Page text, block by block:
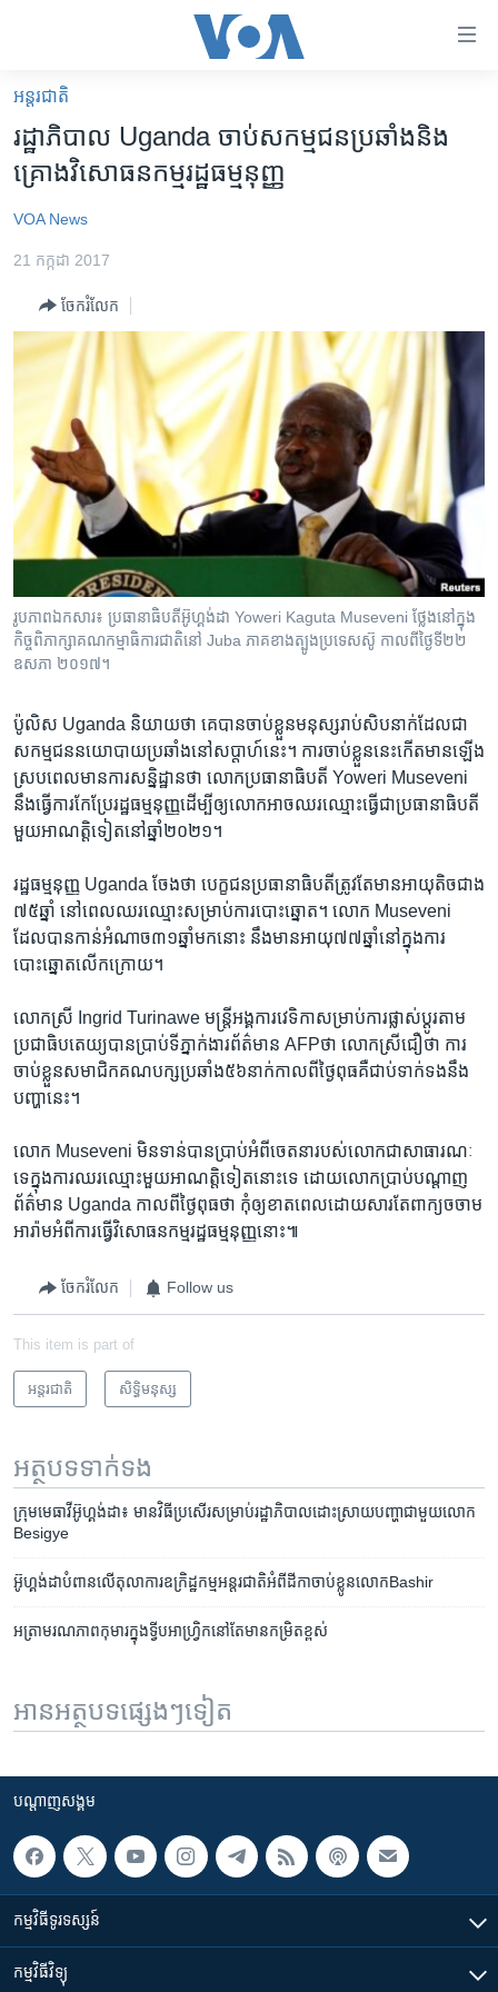
គេហទំព័រ​
ទាក់ទង
រំលង​
និង​
ទំព័រ​
ម្តង
រំលង​
ទំព័រ​
រចនា
សម្ព័ន្ធ​
រំលង​
ទៅ​
កាន់​
ស្វែង​
អន្តរជាតិ
ហេឡូវីអូអេ
កម្ពុជាច្នៃប្រតិដ្ឋ
ព្រឹត្តិការណ៍ព័ត៌មាន
ទូរទស្សន៍ / វីដេអូ​
វិទ្យុ / ផតខាសថ៍
កម្មវិធីទាំងអស់
Khmer English
បណ្តាញ​សង្គម
អន្តរជាតិ
រដ្ឋាភិបាល ​Uganda​ ចាប់សកម្មជន​ប្រឆាំង​និង​
គ្រោង​វិសោធនកម្ម​រដ្ឋធម្មនុញ្ញ
VOA News
21 កក្កដា 2017
ចែករំលែក
រូបភាពឯកសារ៖ ប្រធានាធិបតី​អ៊ូហ្គង់ដា Yoweri Kaguta Museveni ថ្លែង​នៅ​ក្នុង​
កិច្ចពិភាក្សា​គណកម្មាធិការជាតិ​នៅ Juba ភាគខាងត្បូង​ប្រទេស​ស៊ូ កាលពី​ថ្ងៃទី​២២
ឧសភា ២០១៧។
ប៉ូលិស Uganda និយាយ​ថា ​គេបាន​ចាប់ខ្លួន​មនុស្ស​រាប់សិប​នាក់​ដែលជា​
សកម្មជន​នយោបាយ​ប្រឆាំង​នៅសប្តាហ៍​នេះ។ ​ការចាប់ខ្លួននេះ​កើតមាន​ឡើង​
ស្របពេល​មាន​ការសន្និដ្ឋាន​ថា លោក​ប្រធានាធិបតី Yoweri Museveni ​
នឹង​ធ្វើការ​កែប្រែ​រដ្ឋ​ធម្មនុញ្ញ​ដើម្បីឲ្យ​លោក​អាច​ឈរ​ឈ្មោះ​ធ្វើជា​ប្រធានាធិបតី​
មួយ​អាណត្តិ​ទៀត​នៅ​ឆ្នាំ​២០២១។ ​
រដ្ឋធម្មនុញ្ញ​ Uganda​ ចែងថា បេក្ខជន​ប្រធានាធិបតី​ត្រូវតែមាន​អាយុតិច​ជាង​
៧៥ឆ្នាំ ​នៅពេលឈរឈ្មោះ​សម្រាប់​ការបោះឆ្នោត។ ​លោក Museveni
ដែល​បានកាន់​អំណាច​៣១ឆ្នាំ​មកនោះ នឹង​មាន​អាយុ​៧៧ឆ្នាំ​នៅ​ក្នុង​ការ​
បោះឆ្នោត​លើកក្រោយ។
លោក​ស្រី​ Ingrid Turinawe មន្ត្រីអង្គការ​វេទិកា​សម្រាប់ការផ្លាស់ប្តូរ​តាម​
ប្រជា​ធិបតេយ្យបានប្រាប់​ទីភ្នាក់ងារ​ព័ត៌មាន ​AFPថា លោក​ស្រី​ជឿ​ថា ការ
ចាប់ខ្លួន​សមាជិកគណបក្ស​ប្រឆាំង​៥៦នាក់​កាលពីថ្ងៃពុធ​គឺជាប់​ទាក់ទង​នឹង​
បញ្ហា​នេះ។
លោក ​Museveni ​មិនទាន់​បាន​ប្រាប់​អំពីចេតនា​របស់​លោក​ជា​សាធារណៈ​
ទេ​ក្នុងការឈរ​ឈ្មោះ​មួយ​អាណត្តិ​ទៀតនោះទេ ដោយ​លោកប្រាប់​បណ្តាញ​
ព័ត៌មាន​ Uganda កាលពីថ្ងៃពុធ​ថា កុំ​ឲ្យខាត​ពេល​ដោយសារ​តែពាក្យចចាម​
អារ៉ាម​អំពីការ​ធ្វើ​វិសោធនកម្ម​រដ្ឋ​ធម្មនុញ្ញ​នោះ៕
ចែករំលែក Follow us
This item is part of
អន្តរជាតិ សិទ្ធិ​មនុស្ស
អត្ថបទ​ទាក់ទង
ក្រុមមេធាវីអ៊ូហ្គង់ដា៖ មានវិធីប្រសើរសម្រាប់រដ្ឋាភិបាលដោះស្រាយបញ្ហាជាមួយលោក
Besigye
​អ៊ូហ្គង់ដា​បំពាន​លើ​តុលាការ​ឧក្រិដ្ឋ​កម្មអន្តរ​ជាតិ​អំពី​ដីកា​ចាប់​ខ្លូនលោក​Bashir
អត្រា​មរណភាព​កុមារ​ក្នុង​ទ្វីប​អាហ្រ្វិក​នៅ​តែ​មាន​កម្រិត​ខ្ពស់
អានអត្ថបទផ្សេងៗទៀត
បណ្តាញ​សង្គម
កម្មវិធី​ទូរទស្សន៍
កម្មវិធី​វិទ្យុ